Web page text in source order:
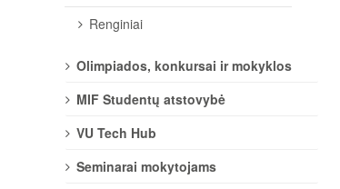
Renginiai
Olimpiados, konkursai ir mokyklos
MIF Studentų atstovybė
VU Tech Hub
Seminarai mokytojams